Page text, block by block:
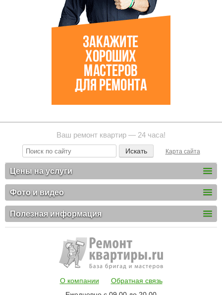
Ваш ремонт квартир — 24 часа!
Карта сайта
Цены на услуги
Фото и видео
Полезная информация
О компании
Обратная связь